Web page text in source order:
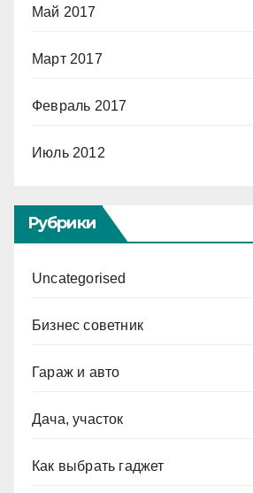
Май 2017
Март 2017
Февраль 2017
Июль 2012
Рубрики
Uncategorised
Бизнес советник
Гараж и авто
Дача, участок
Как выбрать гаджет